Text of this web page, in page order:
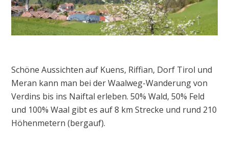
Schöne Aussichten auf Kuens, Riffian, Dorf Tirol und
Meran kann man bei der Waalweg-Wanderung von
Verdins bis ins Naiftal erleben. 50% Wald, 50% Feld
und 100% Waal gibt es auf 8 km Strecke und rund 210
Höhenmetern (bergauf).